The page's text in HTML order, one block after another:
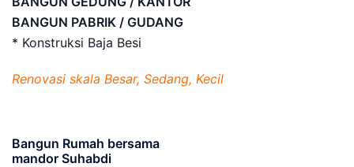
BANGUN PABRIK / GUDANG
* Konstruksi Baja Besi
Renovasi skala Besar, Sedang, Kecil
Bangun Rumah bersama
mandor Suhabdi